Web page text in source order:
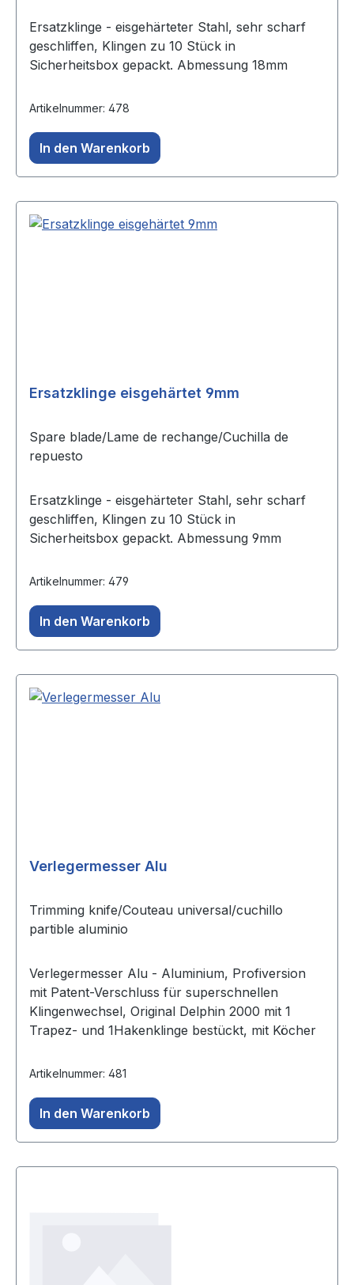
Ersatzklinge - eisgehärteter Stahl, sehr scharf
geschliffen, Klingen zu 10 Stück in
Sicherheitsbox gepackt. Abmessung 18mm
Artikelnummer: 478
In den Warenkorb
Ersatzklinge eisgehärtet 9mm
Spare blade/Lame de rechange/Cuchilla de
repuesto
Ersatzklinge - eisgehärteter Stahl, sehr scharf
geschliffen, Klingen zu 10 Stück in
Sicherheitsbox gepackt. Abmessung 9mm
Artikelnummer: 479
In den Warenkorb
Verlegermesser Alu
Trimming knife/Couteau universal/cuchillo
partible aluminio
Verlegermesser Alu - Aluminium, Profiversion
mit Patent-Verschluss für superschnellen
Klingenwechsel, Original Delphin 2000 mit 1
Trapez- und 1Hakenklinge bestückt, mit Köcher
Artikelnummer: 481
In den Warenkorb